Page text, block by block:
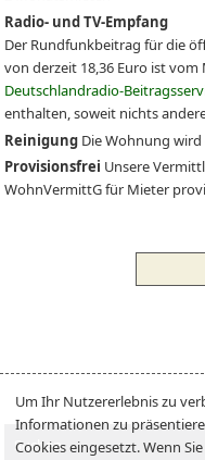
Radio- und TV-Empfang
Der Rundfunkbeitrag für die
von derzeit 18,36 Euro ist
Deutschlandradio-
enthalten, soweit nichts
Reinigung Die Wohnung
Provisionsfrei Unsere
WohnVermittG für Mieter
Suchen
Um Ihr Nutzererlebnis zu
Informationen zu
Cookies eingesetzt. Wenn